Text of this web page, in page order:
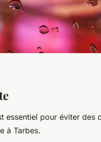
essentiel pour éviter des
à Tarbes.